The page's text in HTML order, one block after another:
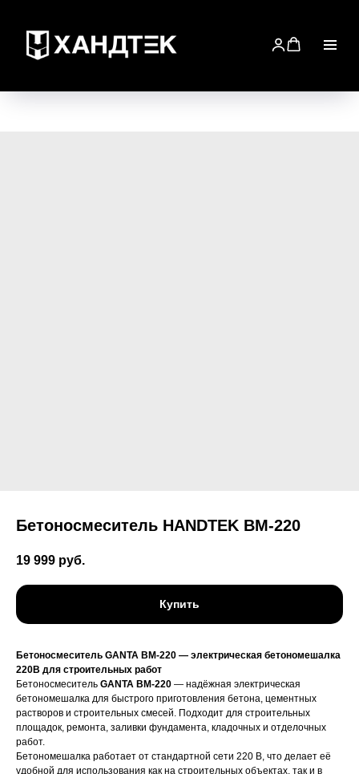
Бетоносмеситель HANDTEK ВМ-220
19 999 руб.
Купить
Бетоносмеситель GANTA BM-220 — электрическая бетономешалка
220В для строительных работ
Бетоносмеситель GANTA BM-220 — надёжная электрическая
бетономешалка для быстрого приготовления бетона, цементных
растворов и строительных смесей. Подходит для строительных
площадок, ремонта, заливки фундамента, кладочных и отделочных
работ.
Бетономешалка работает от стандартной сети 220 В, что делает её
удобной для использования как на строительных объектах, так и в